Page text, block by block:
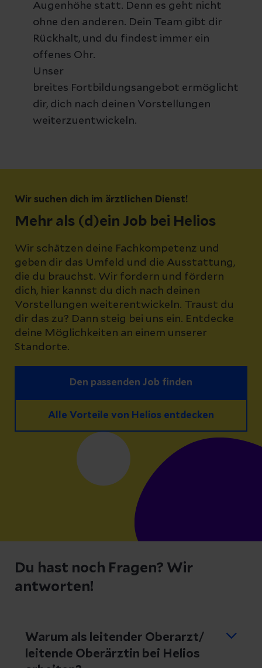
Augenhöhe statt. Denn es geht nicht
ohne den anderen. Dein Team gibt dir
Rückhalt, und du findest immer ein
offenes Ohr.
Unser
breites Fortbildungsangebot ermöglicht
dir, dich nach deinen Vorstellungen
weiterzuentwickeln.
Wir suchen dich im ärztlichen Dienst!
Mehr als (d)ein Job bei Helios
Wir schätzen deine Fachkompetenz und
geben dir das Umfeld und die Ausstattung,
die du brauchst. Wir fordern und fördern
dich, hier kannst du dich nach deinen
Vorstellungen weiterentwickeln. Traust du
dir das zu? Dann steig bei uns ein. Entdecke
deine Möglichkeiten an einem unserer
Standorte.
Den passenden Job finden
Alle Vorteile von Helios entdecken
Du hast noch Fragen? Wir
antworten!
Warum als leitender Oberarzt/
leitende Oberärztin bei Helios